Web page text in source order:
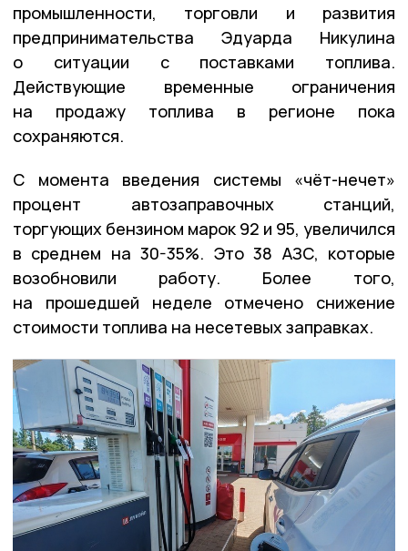
промышленности, торговли и развития
предпринимательства Эдуарда Никулина
о ситуации с поставками топлива.
Действующие временные ограничения
на продажу топлива в регионе пока
сохраняются.
С момента введения системы «чёт-нечет»
процент автозаправочных станций,
торгующих бензином марок 92 и 95, увеличился
в среднем на 30-35%. Это 38 АЗС, которые
возобновили работу. Более того,
на прошедшей неделе отмечено снижение
стоимости топлива на несетевых заправках.